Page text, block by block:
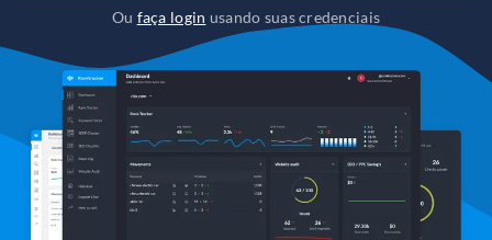
Ou faça login usando suas credenciais